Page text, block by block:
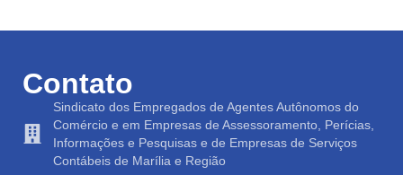
Contato
Sindicato dos Empregados de Agentes Autônomos do
Comércio e em Empresas de Assessoramento, Perícias,
Informações e Pesquisas e de Empresas de Serviços
Contábeis de Marília e Região